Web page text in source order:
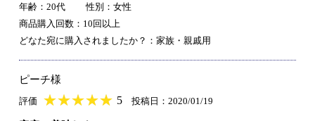
年齢：20代
性別：女性
商品購入回数：10回以上
どなた宛に購入されましたか？：家族・親戚用
ピーチ様
評価 ★★★★★
★★★★★ 5 投稿日：2020/01/19